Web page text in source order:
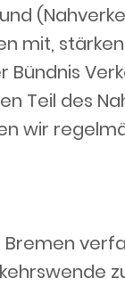
mit,
Teil des
wir